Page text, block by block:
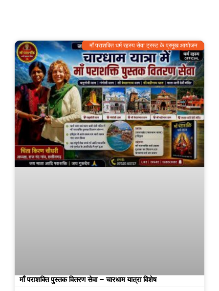
माँ पराशक्ति धर्म रहस्य सेवा ट्रस्ट के प्रमुख आयोजन
माँ पराशक्ति पुस्तक वितरण सेवा – चारधाम यात्रा विशेष